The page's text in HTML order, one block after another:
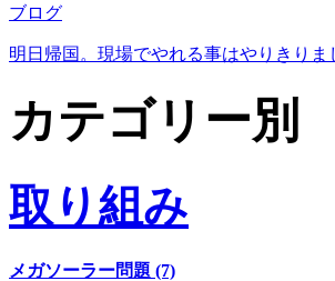
ブログ
明日帰国。現場でやれる事はやりきりま
カテゴリー別
取り組み
メガソーラー問題 (7)